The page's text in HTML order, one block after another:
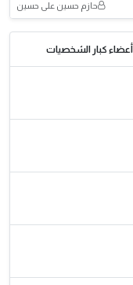
حازم حسين على حسين
أعضاء كبار الشخصيات